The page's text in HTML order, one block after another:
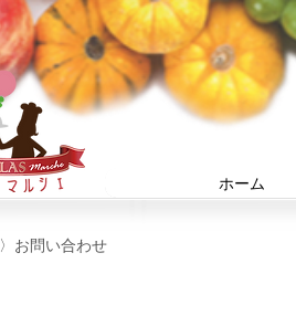
ホーム
〉お問い合わせ